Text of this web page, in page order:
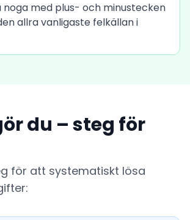
noga med plus- och minustecken
allra vanligaste felkällan i
du – steg för
för att systematiskt lösa